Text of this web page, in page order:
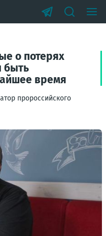
о потерях
быть
время
пророссийского